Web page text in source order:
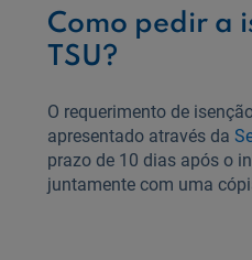
Como pedir a
TSU?
O requerimento de
apresentado através da
prazo de 10 dias após o
juntamente com uma